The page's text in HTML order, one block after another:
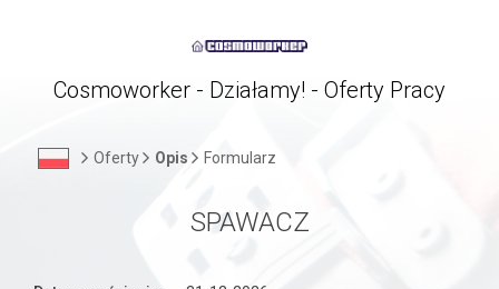
Cosmoworker - Działamy! - Oferty Pracy
Oferty Opis Formularz
SPAWACZ